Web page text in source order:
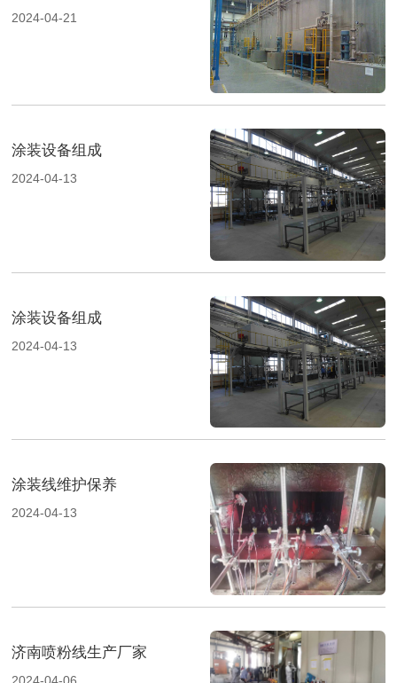
2024-04-21
涂装设备组成
2024-04-13
涂装设备组成
2024-04-13
涂装线维护保养
2024-04-13
济南喷粉线生产厂家
2024-04-06